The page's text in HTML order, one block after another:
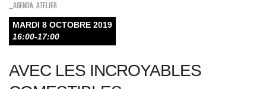
_Agenda Atelier
MARDI 8 OCTOBRE 2019
16:00-17:00
AVEC LES INCROYABLES